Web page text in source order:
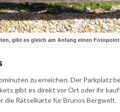
gibt es gleich am Anfang einen
zu erreichen. Der Parkplatz
gibt es direkt vor Ort oder ihr
die Rätselkarte für Brunos Bergwelt.